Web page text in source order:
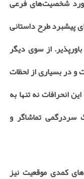
شخصیت‌های فرعی
پیشبرد طرح داستانی
از سوی دیگر
و در بسیاری از لحظات
انحرافات نه تنها به
سردرگمی تماشاگر و
کمدی موقعیت نیز